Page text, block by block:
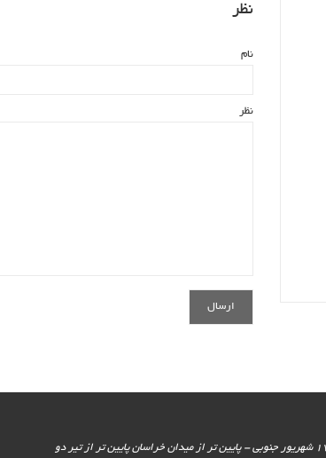
نظر
نام
نظر
آدرس نمایشگاه : ایران - تهران - خیابان 17 شهریور جنوبی - پایین تر از میدان خراسان پایین تر از تیر دو